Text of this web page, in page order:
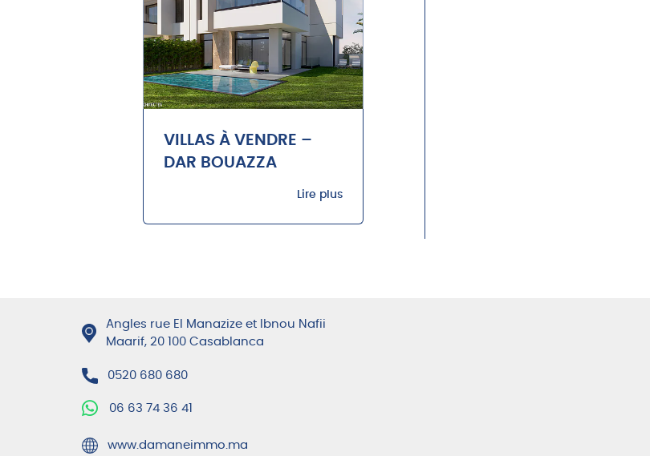
VILLAS À VENDRE –
DAR BOUAZZA
Lire plus
Angles rue El Manazize et Ibnou Nafii
Maarif, 20 100 Casablanca
0520 680 680
06 63 74 36 41
www.damaneimmo.ma